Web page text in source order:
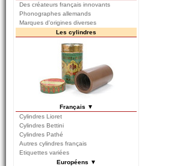
Des créateurs français innovants
Phonographes allemands
Marques d'origines diverses
Les cylindres
Français ▼
Cylindres Lioret
Cylindres Bettini
Cylindres Pathé
Autres cylindres français
Etiquettes variées
Européens ▼